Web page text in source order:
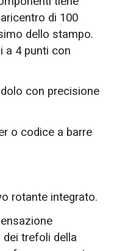
di 100
dello stampo.
a 4 punti con
con precisione
o codice a barre
rotante integrato.
trefoli della